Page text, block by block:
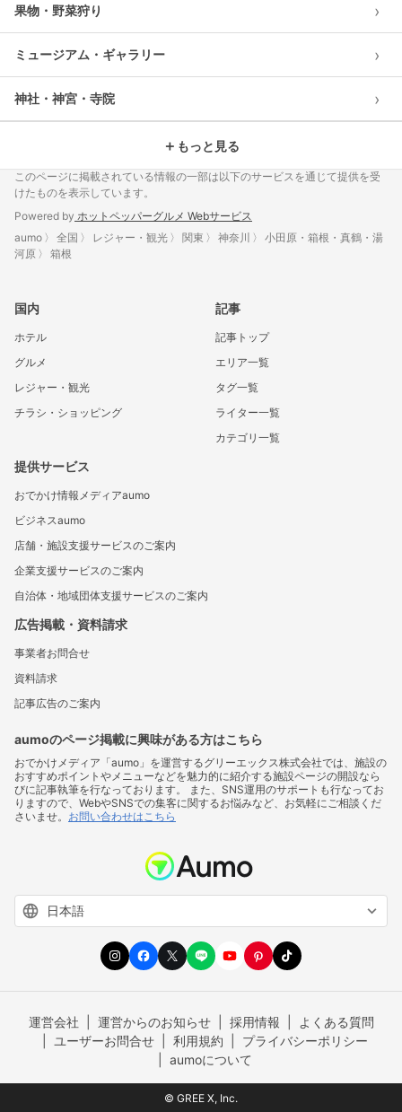
果物・野菜狩り ›
ミュージアム・ギャラリー ›
神社・神宮・寺院 ›
＋ もっと見る
このページに掲載されている情報の一部は以下のサービスを通じて提供を受
けたものを表示しています。
Powered by ホットペッパーグルメ Webサービス
aumo
全国 レジャー・観光 関東 神奈川
小田原・箱根・真鶴・湯
河原
箱根
国内
ホテル
グルメ
レジャー・観光
チラシ・ショッピング
記事
記事トップ
エリア一覧
タグ一覧
ライター一覧
カテゴリ一覧
提供サービス
おでかけ情報メディアaumo
ビジネスaumo
店舗・施設支援サービスのご案内
企業支援サービスのご案内
自治体・地域団体支援サービスのご案内
広告掲載・資料請求
事業者お問合せ
資料請求
記事広告のご案内
aumoのページ掲載に興味がある方はこちら
おでかけメディア「aumo」を運営するグリーエックス株式会社では、施設の
おすすめポイントやメニューなどを魅力的に紹介する施設ページの開設なら
びに記事執筆を行なっております。 また、SNS運用のサポートも行なってお
りますので、WebやSNSでの集客に関するお悩みなど、お気軽にご相談くだ
さいませ。 お問い合わせはこちら
運営会社 運営からのお知らせ 採用情報
よくある質問
ユーザーお問合せ
利用規約
プライバシーポリシー
aumoについて
© GREE X, Inc.